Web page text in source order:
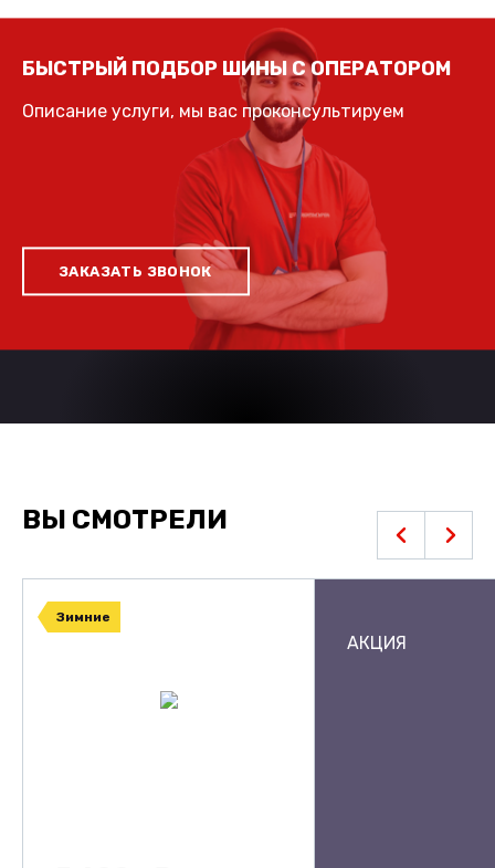
БЫСТРЫЙ ПОДБОР ШИНЫ С ОПЕРАТОРОМ
Описание услуги, мы вас проконсультируем
ЗАКАЗАТЬ ЗВОНОК
ВЫ СМОТРЕЛИ
Зимние
АКЦИЯ